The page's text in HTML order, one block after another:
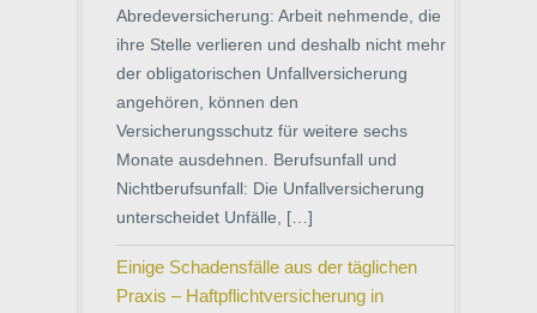
Abredeversicherung: Arbeit nehmende, die
ihre Stelle verlieren und deshalb nicht mehr
der obligatorischen Unfallversicherung
angehören, können den
Versicherungsschutz für weitere sechs
Monate ausdehnen. Berufsunfall und
Nichtberufsunfall: Die Unfallversicherung
unterscheidet Unfälle, […]
Einige Schadensfälle aus der täglichen
Praxis – Haftpflichtversicherung in